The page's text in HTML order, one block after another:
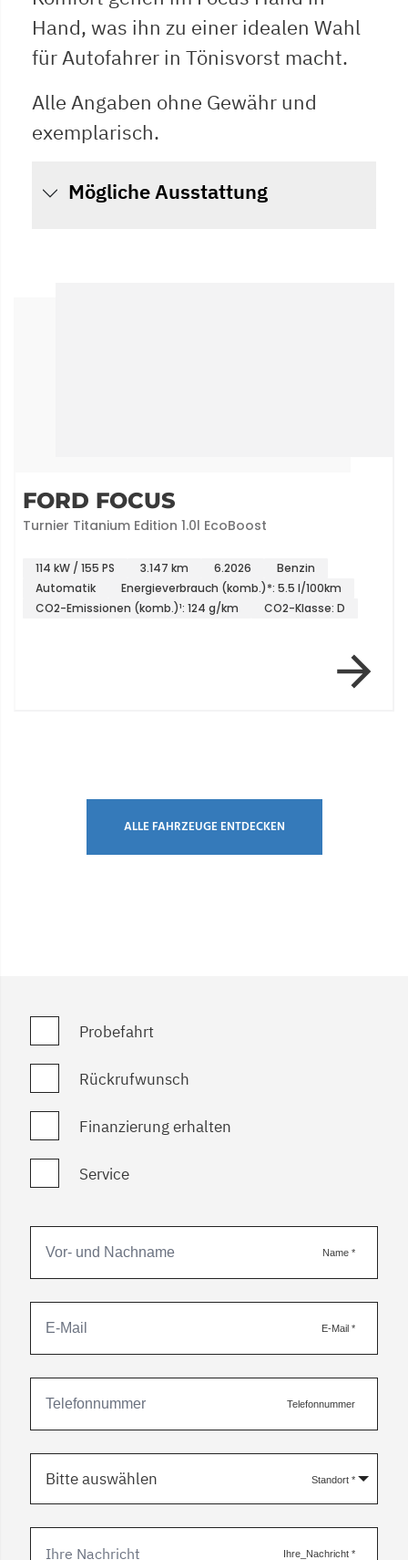
Hand, was ihn zu einer idealen Wahl
für Autofahrer in Tönisvorst macht.
Alle Angaben ohne Gewähr und
exemplarisch.
Mögliche Ausstattung
FORD FOCUS
Turnier Titanium Edition 1.0l EcoBoost
114 kW / 155 PS 3.147 km 6.2026
Benzin
Automatik
Energieverbrauch (komb.)*: 5.5 l/100km
CO2-Emissionen (komb.)¹: 124 g/km
CO2-Klasse: D
ALLE FAHRZEUGE ENTDECKEN
Probefahrt
Rückrufwunsch
Finanzierung erhalten
Service
Name *
E-Mail *
Telefonnummer
Standort *
Bitte auswählen
Ihre_Nachricht *